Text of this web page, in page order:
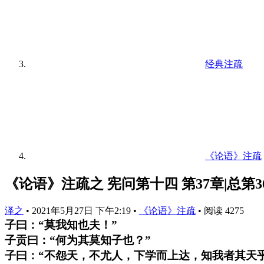
经典注疏
《论语》注疏
《论语》注疏之 宪问第十四 第37章|总第
泽之 • 2021年5月27日 下午2:19 • 《论语》注疏 • 阅读 4275
子曰：“莫我知也夫！”
子贡曰：“何为其莫知子也？”
子曰：“不怨天，不尤人，下学而上达，知我者其天